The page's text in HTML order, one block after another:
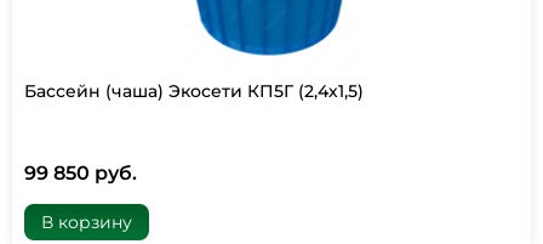
Бассейн (чаша) Экосети КП5Г (2,4х1,5)
99 850 руб.
В корзину